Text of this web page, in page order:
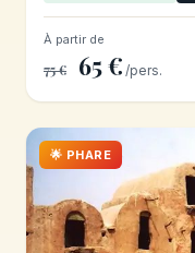
À partir de
75 € 65 € /pers.
🌟 PHARE